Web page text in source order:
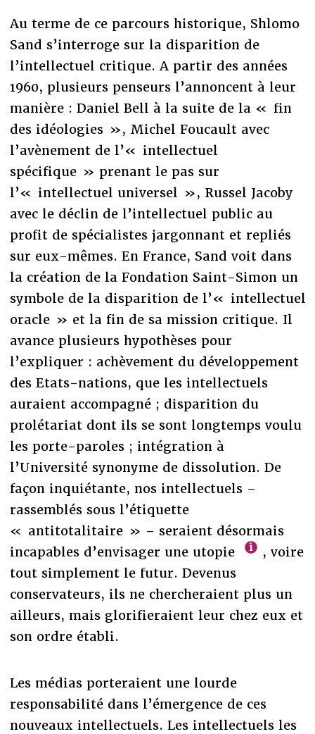
Au terme de ce parcours historique, Shlomo
Sand s’interroge sur la disparition de
l’intellectuel critique. A partir des années
1960, plusieurs penseurs l’annoncent à leur
manière : Daniel Bell à la suite de la « fin
des idéologies », Michel Foucault avec
l’avènement de l’« intellectuel
spécifique » prenant le pas sur
l’« intellectuel universel », Russel Jacoby
avec le déclin de l’intellectuel public au
profit de spécialistes jargonnant et repliés
sur eux-mêmes. En France, Sand voit dans
la création de la Fondation Saint-Simon un
symbole de la disparition de l’« intellectuel
oracle » et la fin de sa mission critique. Il
avance plusieurs hypothèses pour
l’expliquer : achèvement du développement
des Etats-nations, que les intellectuels
auraient accompagné ; disparition du
prolétariat dont ils se sont longtemps voulu
les porte-paroles ; intégration à
l’Université synonyme de dissolution. De
façon inquiétante, nos intellectuels –
rassemblés sous l’étiquette
« antitotalitaire » – seraient désormais
incapables d’envisager une utopie
, voire
tout simplement le futur. Devenus
conservateurs, ils ne chercheraient plus un
ailleurs, mais glorifieraient leur chez eux et
son ordre établi.
Les médias porteraient une lourde
responsabilité dans l’émergence de ces
nouveaux intellectuels. Les intellectuels les